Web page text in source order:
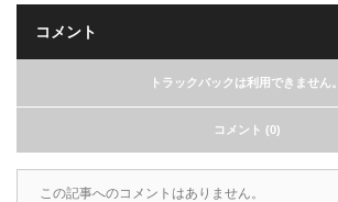
コメント
トラックバックは利用できません。
コメント (0)
この記事へのコメントはありません。